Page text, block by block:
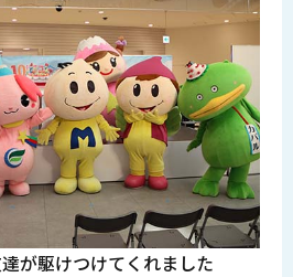
が駆けつけてくれました